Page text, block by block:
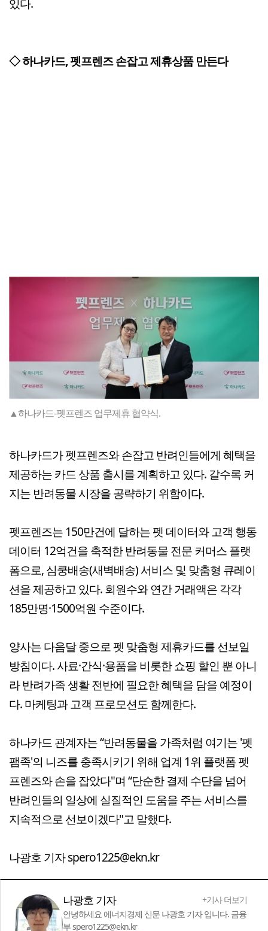
있다.
◇ 하나카드, 펫프렌즈 손잡고 제휴상품 만든다
▲하나카드-펫프렌즈 업무제휴 협약식.
하나카드가 펫프렌즈와 손잡고 반려인들에게 혜택을
제공하는 카드 상품 출시를 계획하고 있다. 갈수록 커
지는 반려동물 시장을 공략하기 위함이다.
펫프렌즈는 150만건에 달하는 펫 데이터와 고객 행동
데이터 12억건을 축적한 반려동물 전문 커머스 플랫
폼으로, 심쿵배송(새벽배송) 서비스 및 맞춤형 큐레이
션을 제공하고 있다. 회원수와 연간 거래액은 각각
185만명·1500억원 수준이다.
양사는 다음달 중으로 펫 맞춤형 제휴카드를 선보일
방침이다. 사료·간식·용품을 비롯한 쇼핑 할인 뿐 아니
라 반려가족 생활 전반에 필요한 혜택을 담을 예정이
다. 마케팅과 고객 프로모션도 함께한다.
하나카드 관계자는 “반려동물을 가족처럼 여기는 '펫
팸족'의 니즈를 충족시키기 위해 업계 1위 플랫폼 펫
프렌즈와 손을 잡았다"며 “단순한 결제 수단을 넘어
반려인들의 일상에 실질적인 도움을 주는 서비스를
지속적으로 선보이겠다"고 말했다.
나광호 기자 spero1225@ekn.kr
나광호 기자
+기사 더보기
안녕하세요 에너지경제 신문 나광호 기자 입니다. 금융
부 spero1225@ekn.kr